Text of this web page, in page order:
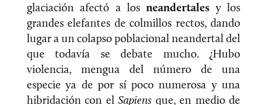
glaciación afectó a losneandertales y los
grandes elefantes de colmillos rectos, dando
lugar a un colapso poblacional neandertal del
que todavía se debate mucho. ¿Hubo
violencia, mengua del número de una
especie ya de por sí poco numerosa y una
hibridación con elSapiens que, en medio de